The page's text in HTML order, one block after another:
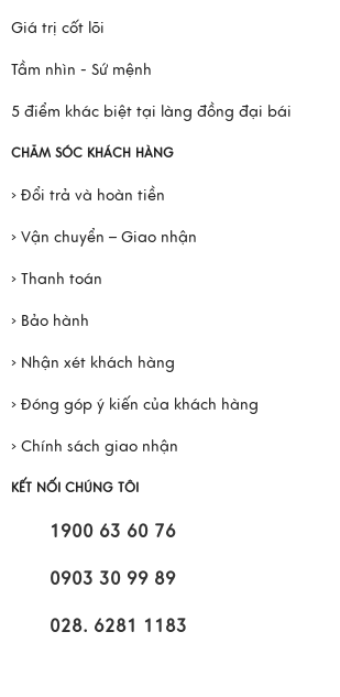
Giá trị cốt lõi
Tầm nhìn - Sứ mệnh
5 điểm khác biệt tại làng đồng đại bái
CHĂM SÓC KHÁCH HÀNG
› Đổi trả và hoàn tiền
› Vận chuyển – Giao nhận
› Thanh toán
› Bảo hành
› Nhận xét khách hàng
› Đóng góp ý kiến của khách hàng
› Chính sách giao nhận
KẾT NỐI CHÚNG TÔI
1900 63 60 76
0903 30 99 89
028. 6281 1183